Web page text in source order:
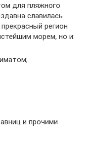
для пляжного
славилась
регион
морем, но и:
и прочими